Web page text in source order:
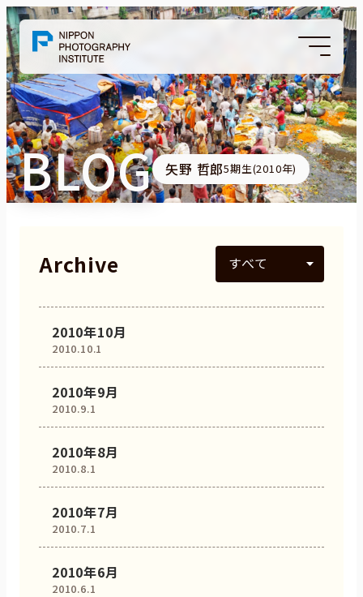
BLOG 矢野 哲郎5期生(2010年)
Archive
2010.10.1
2010年10月
2010.9.1
2010年9月
2010.8.1
2010年8月
2010.7.1
2010年7月
2010.6.1
2010年6月